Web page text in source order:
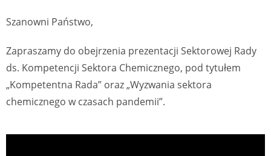
Szanowni Państwo,
Zapraszamy do obejrzenia prezentacji Sektorowej Rady
ds. Kompetencji Sektora Chemicznego, pod tytułem
„Kompetentna Rada” oraz „Wyzwania sektora
chemicznego w czasach pandemii”.